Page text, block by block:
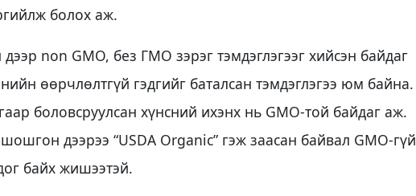
болох аж.
non GMO, без ГМО зэрэг тэмдэглэгээг хийсэн байдаг
өөрчлөлтгүй гэдгийг баталсан тэмдэглэгээ юм байна.
боловсруулсан хүнсний ихэнх нь GMO-той байдаг аж.
дээрээ “USDA Organic” гэж заасан байвал GMO-гүй
байх жишээтэй.